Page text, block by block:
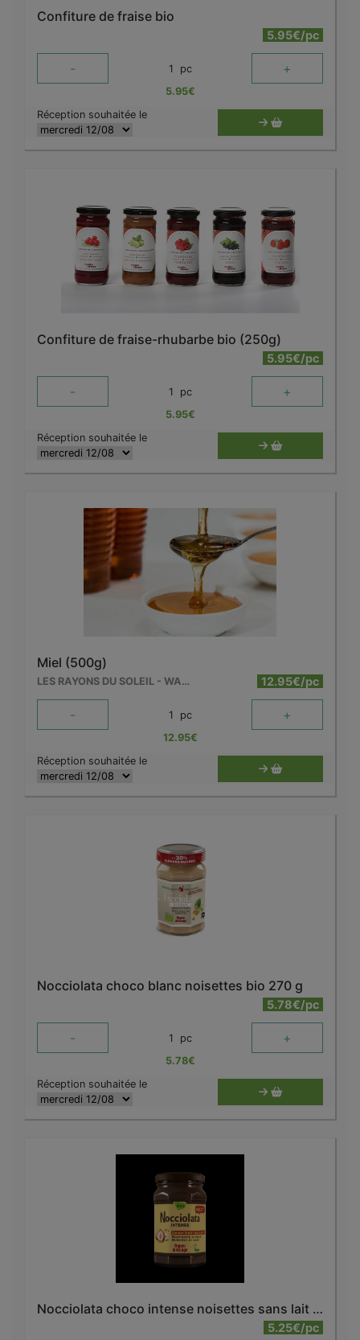
Confiture de fraise bio
5.95€/pc
- 1 pc +
5.95€
Réception souhaitée le
Confiture de fraise-rhubarbe bio (250g)
5.95€/pc
- 1 pc +
5.95€
Réception souhaitée le
Miel (500g)
LES RAYONS DU SOLEIL - WARCHIN 12.95€/pc
- 1 pc +
12.95€
Réception souhaitée le
Nocciolata choco blanc noisettes bio 270 g
5.78€/pc
- 1 pc +
5.78€
Réception souhaitée le
Nocciolata choco intense noisettes sans lait bio 270 g
5.25€/pc